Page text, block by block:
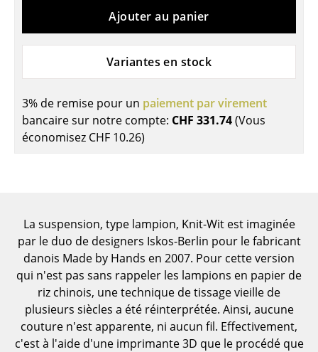
Tables de conférence et Pupitres
Tables hautes & Pupitres
Tables enfants
Table de jardin
Chariots & Dessertes
Rangements
Étagères & Armoires
Bibliothèques
Étagères murales
Buffets & Commodes
Ajouter au panier
Variantes en stock
3% de remise pour un paiement par virement
bancaire sur notre compte: CHF 331.74(Vous
économisez CHF 10.26)
La suspension, type lampion, Knit-Wit est imaginée
par le duo de designers Iskos-Berlin pour le fabricant
danois Made by Hands en 2007. Pour cette version
qui n'est pas sans rappeler les lampions en papier de
riz chinois, une technique de tissage vieille de
plusieurs siècles a été réinterprétée. Ainsi, aucune
couture n'est apparente, ni aucun fil. Effectivement,
c'est à l'aide d'une imprimante 3D que le procédé que